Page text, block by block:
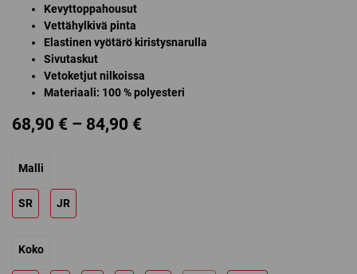
Kevyttoppahousut
Vettähylkivä pinta
Elastinen vyötärö kiristysnarulla
Sivutaskut
Vetoketjut nilkoissa
Materiaali: 100 % polyesteri
68,90 € – 84,90 €
Malli
SR JR
Koko